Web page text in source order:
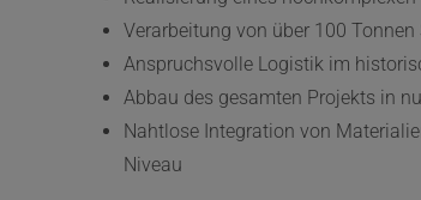
Verarbeitung von über 100
Anspruchsvolle Logistik im
Abbau des gesamten Projekts in
Nahtlose Integration von
Niveau